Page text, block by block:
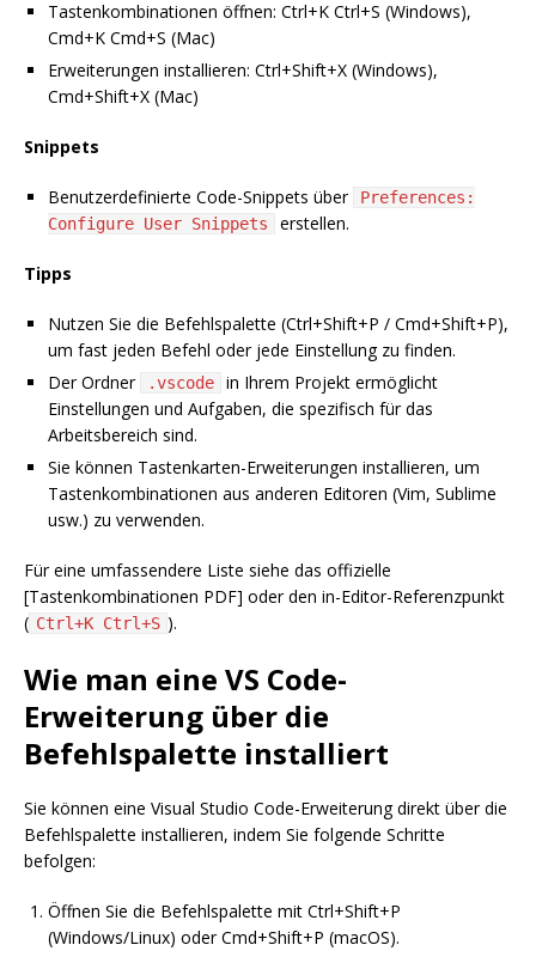
Tastenkombinationen öffnen: Ctrl+K Ctrl+S (Windows),
Cmd+K Cmd+S (Mac)
Erweiterungen installieren: Ctrl+Shift+X (Windows),
Cmd+Shift+X (Mac)
Snippets
Benutzerdefinierte Code-Snippets über
Preferences:
Configure User Snippets
erstellen.
Tipps
Nutzen Sie die Befehlspalette (Ctrl+Shift+P / Cmd+Shift+P),
um fast jeden Befehl oder jede Einstellung zu finden.
Der Ordner
.vscode
in Ihrem Projekt ermöglicht
Einstellungen und Aufgaben, die spezifisch für das
Arbeitsbereich sind.
Sie können Tastenkarten-Erweiterungen installieren, um
Tastenkombinationen aus anderen Editoren (Vim, Sublime
usw.) zu verwenden.
Für eine umfassendere Liste siehe das offizielle
[Tastenkombinationen PDF] oder den in-Editor-Referenzpunkt
( Ctrl+K Ctrl+S ).
Wie man eine VS Code-
Erweiterung über die
Befehlspalette installiert
Sie können eine Visual Studio Code-Erweiterung direkt über die
Befehlspalette installieren, indem Sie folgende Schritte
befolgen:
Öffnen Sie die Befehlspalette mit Ctrl+Shift+P
(Windows/Linux) oder Cmd+Shift+P (macOS).